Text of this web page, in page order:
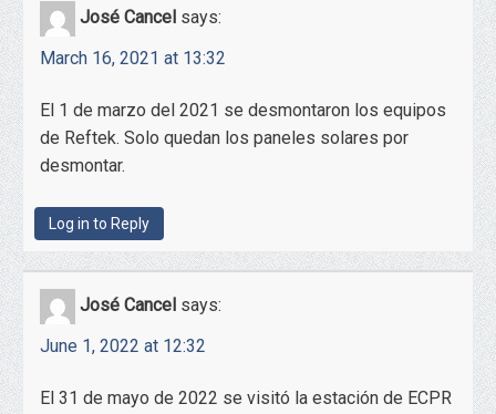
José Cancel says:
March 16, 2021 at 13:32
El 1 de marzo del 2021 se desmontaron los equipos
de Reftek. Solo quedan los paneles solares por
desmontar.
Log in to Reply
José Cancel says:
June 1, 2022 at 12:32
El 31 de mayo de 2022 se visitó la estación de ECPR